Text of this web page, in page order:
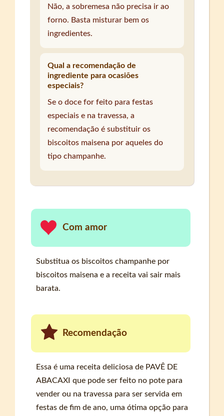
Não, a sobremesa não precisa ir ao
forno. Basta misturar bem os
ingredientes.
Qual a recomendação de
ingrediente para ocasiões
especiais?
Se o doce for feito para festas
especiais e na travessa, a
recomendação é substituir os
biscoitos maisena por aqueles do
tipo champanhe.
Com amor
Substitua os biscoitos champanhe por
biscoitos maisena e a receita vai sair mais
barata.
Recomendação
Essa é uma receita deliciosa de PAVÊ DE
ABACAXI que pode ser feito no pote para
vender ou na travessa para ser servida em
festas de fim de ano, uma ótima opção para